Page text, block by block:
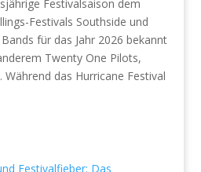
Festivalsaison dem
Festivals Southside und
für das Jahr 2026 bekannt
Twenty One Pilots,
Während das Hurricane Festival